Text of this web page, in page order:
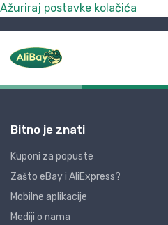
Ažuriraj postavke kolačića
Bitno je znati
Kuponi za popuste
Zašto eBay i AliExpress?
Mobilne aplikacije
Mediji o nama